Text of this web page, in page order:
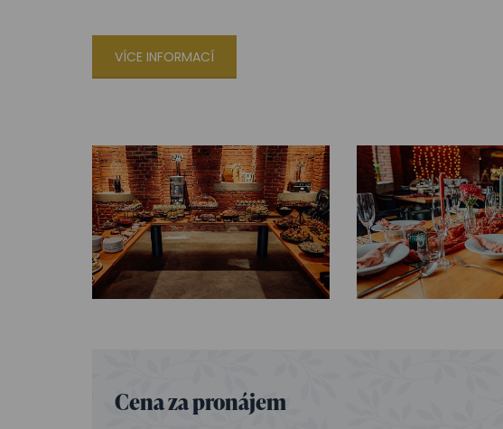
VÍCE INFORMACÍ
Cena za pronájem